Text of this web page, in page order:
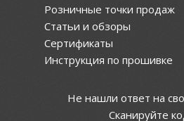
Розничные точки продаж
Статьи и обзоры
Сертификаты
Инструкция по прошивке
Не нашли ответ на
Сканируйте